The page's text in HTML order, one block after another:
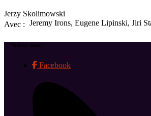
Jerzy Skolimowski
Avec : Jeremy Irons, Eugene Lipinski, Jiri
Suivez-nous !
Facebook